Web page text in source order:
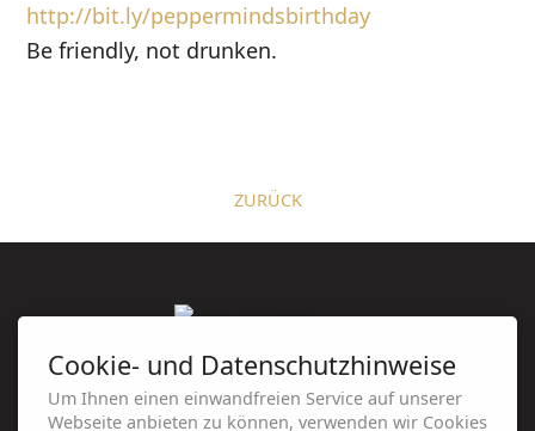
http://bit.ly/peppermindsbirthday
Be friendly, not drunken.
ZURÜCK
Villa Mocc/ Humboldtstraße 14 / 08056
Zwickau / 0375 . 28 96 90 70 / post@villa-
Cookie- und Datenschutzhinweise
Um Ihnen einen einwandfreien Service auf unserer
Webseite anbieten zu können, verwenden wir Cookies